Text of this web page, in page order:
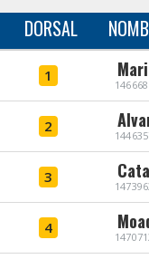
DORSAL
1
2
3
4